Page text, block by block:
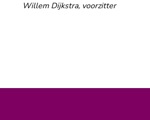
Willem Dijkstra, voorzitter